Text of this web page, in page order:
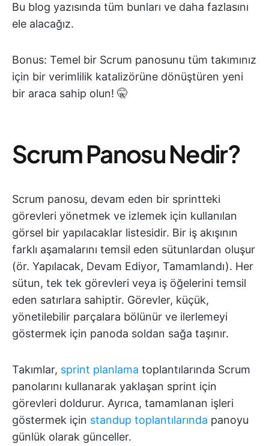
Bu blog yazısında tüm bunları ve daha fazlasını
ele alacağız.
Bonus: Temel bir Scrum panosunu tüm takımınız
için bir verimlilik katalizörüne dönüştüren yeni
bir araca sahip olun! 🤫
Scrum Panosu Nedir?
Scrum panosu, devam eden bir sprintteki
görevleri yönetmek ve izlemek için kullanılan
görsel bir yapılacaklar listesidir. Bir iş akışının
farklı aşamalarını temsil eden sütunlardan oluşur
(ör. Yapılacak, Devam Ediyor, Tamamlandı). Her
sütun, tek tek görevleri veya iş öğelerini temsil
eden satırlara sahiptir. Görevler, küçük,
yönetilebilir parçalara bölünür ve ilerlemeyi
göstermek için panoda soldan sağa taşınır.
Takımlar, sprint planlama toplantılarında Scrum
panolarını kullanarak yaklaşan sprint için
görevleri doldurur. Ayrıca, tamamlanan işleri
göstermek için standup toplantılarında panoyu
günlük olarak günceller.